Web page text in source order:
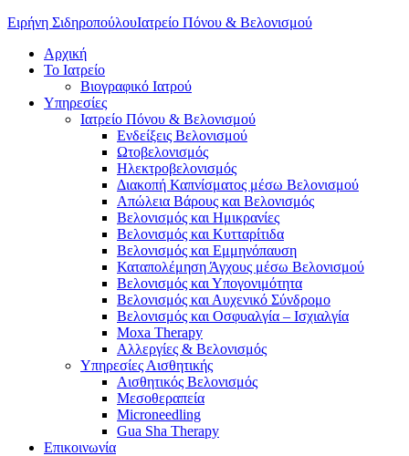
Ειρήνη ΣιδηροπούλουΙατρείο Πόνου & Βελονισμού
Αρχική
Το Ιατρείο
Βιογραφικό Ιατρού
Υπηρεσίες
Ιατρείο Πόνου & Βελονισμού
Ενδείξεις Βελονισμού
Ωτοβελονισμός
Ηλεκτροβελονισμός
Διακοπή Καπνίσματος μέσω Βελονισμού
Απώλεια Βάρους και Βελονισμός
Βελονισμός και Ημικρανίες
Βελονισμός και Κυτταρίτιδα
Βελονισμός και Εμμηνόπαυση
Καταπολέμηση Άγχους μέσω Βελονισμού
Βελονισμός και Υπογονιμότητα
Βελονισμός και Αυχενικό Σύνδρομο
Βελονισμός και Οσφυαλγία – Ισχιαλγία
Moxa Therapy
Αλλεργίες & Βελονισμός
Υπηρεσίες Αισθητικής
Αισθητικός Βελονισμός
Μεσοθεραπεία
Microneedling
Gua Sha Therapy
Επικοινωνία